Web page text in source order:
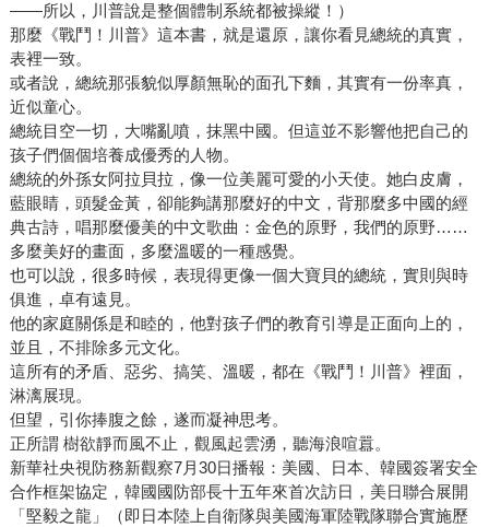
——所以，川普說是整個體制系統都被操縱！）
那麼《戰鬥！川普》這本書，就是還原，讓你看見總統的真實，
表裡一致。
或者說，總統那張貌似厚顏無恥的面孔下麵，其實有一份率真，
近似童心。
總統目空一切，大嘴亂噴，抹黑中國。但這並不影響他把自己的
孩子們個個培養成優秀的人物。
總統的外孫女阿拉貝拉，像一位美麗可愛的小天使。她白皮膚，
藍眼睛，頭髮金黃，卻能夠講那麼好的中文，背那麼多中國的經
典古詩，唱那麼優美的中文歌曲：金色的原野，我們的原野……
多麼美好的畫面，多麼溫暖的一種感覺。
也可以說，很多時候，表現得更像一個大寶貝的總統，實則與時
俱進，卓有遠見。
他的家庭關係是和睦的，他對孩子們的教育引導是正面向上的，
並且，不排除多元文化。
這所有的矛盾、惡劣、搞笑、溫暖，都在《戰鬥！川普》裡面，
淋漓展現。
但望，引你捧腹之餘，遂而凝神思考。
正所謂 樹欲靜而風不止，觀風起雲湧，聽海浪喧囂。
新華社央視防務新觀察7月30日播報：美國、日本、韓國簽署安全
合作框架協定，韓國國防部長十五年來首次訪日，美日聯合展開
「堅毅之龍」（即日本陸上自衛隊與美國海軍陸戰隊聯合實施歷